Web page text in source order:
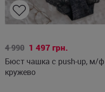
4 990 1 497 грн.
Бюст чашка с push-up, м/ф
кружево